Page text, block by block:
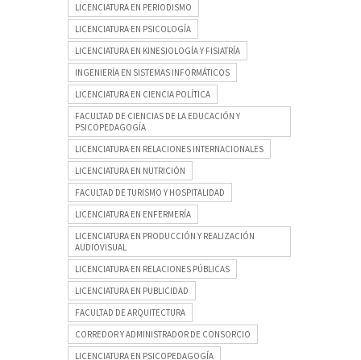
LICENCIATURA EN PERIODISMO
LICENCIATURA EN PSICOLOGÍA
LICENCIATURA EN KINESIOLOGÍA Y FISIATRÍA
INGENIERÍA EN SISTEMAS INFORMÁTICOS
LICENCIATURA EN CIENCIA POLÍTICA
FACULTAD DE CIENCIAS DE LA EDUCACIÓN Y
PSICOPEDAGOGÍA
LICENCIATURA EN RELACIONES INTERNACIONALES
LICENCIATURA EN NUTRICIÓN
FACULTAD DE TURISMO Y HOSPITALIDAD
LICENCIATURA EN ENFERMERÍA
LICENCIATURA EN PRODUCCIÓN Y REALIZACIÓN
AUDIOVISUAL
LICENCIATURA EN RELACIONES PÚBLICAS
LICENCIATURA EN PUBLICIDAD
FACULTAD DE ARQUITECTURA
CORREDOR Y ADMINISTRADOR DE CONSORCIO
LICENCIATURA EN PSICOPEDAGOGÍA